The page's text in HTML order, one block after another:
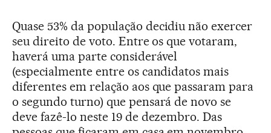
Quase 53% da população decidiu não exercer
seu direito de voto. Entre os que votaram,
haverá uma parte considerável
(especialmente entre os candidatos mais
diferentes em relação aos que passaram para
o segundo turno) que pensará de novo se
deve fazê-lo neste 19 de dezembro. Das